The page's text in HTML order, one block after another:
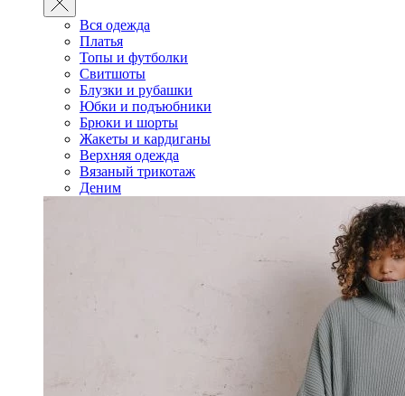
Вся одежда
Платья
Топы и футболки
Свитшоты
Блузки и рубашки
Юбки и подъюбники
Брюки и шорты
Жакеты и кардиганы
Верхняя одежда
Вязаный трикотаж
Деним